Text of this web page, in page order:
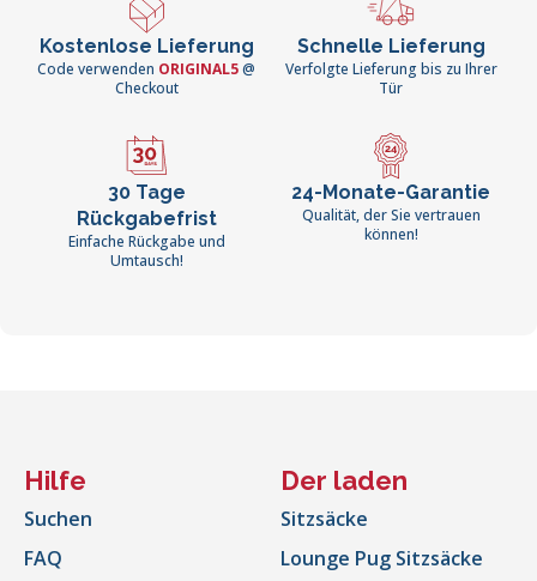
Kostenlose Lieferung
Code verwenden ORIGINAL5@
Checkout
Schnelle Lieferung
Verfolgte Lieferung bis zu Ihrer
Tür
30 Tage
Rückgabefrist
Einfache Rückgabe und
Umtausch!
24-Monate-Garantie
Qualität, der Sie vertrauen
können!
Hilfe
Suchen
FAQ
Der laden
Sitzsäcke
Lounge Pug Sitzsäcke